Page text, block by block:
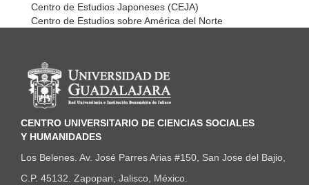
Centro de Estudios Japoneses (CEJA)
Centro de Estudios sobre América del Norte
Información del portal
CENTRO UNIVERSITARIO DE CIENCIAS SOCIALES
Y HUMANIDADES
Los Belenes. Av. José Parres Arias #150, San Jose del Bajio,
C.P. 45132. Zapopan, Jalisco, México.